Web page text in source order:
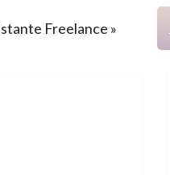
Freelance »